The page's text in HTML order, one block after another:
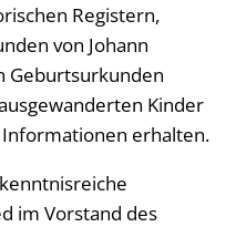
Registern,
von Johann
Geburtsurkunden
Kinder
erhalten.
im Vorstand des